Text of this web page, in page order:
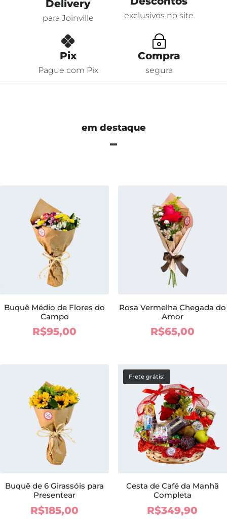
Delivery
para Joinville exclusivos no site
Pix
Pague com Pix
~
Compra
segura
em destaque
Buquê Médio de Flores do
Campo
R$95,00
Rosa Vermelha Chegada do
Amor
R$65,00
Buquê de 6 Girassóis para
Presentear
R$185,00
Frete grátis!
Cesta de Café da Manhã
Completa
R$349,90